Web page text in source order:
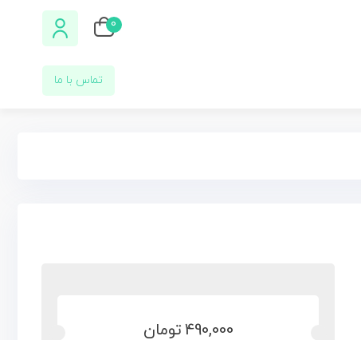
0
تماس با ما
490,000تومان